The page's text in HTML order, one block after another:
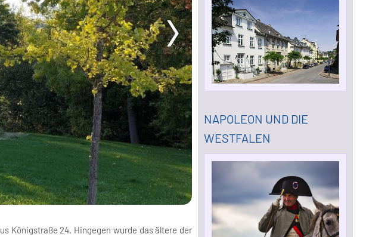
Königstraße 24. Hingegen wurde das ältere der
NAPOLEON UND DIE
WESTFALEN